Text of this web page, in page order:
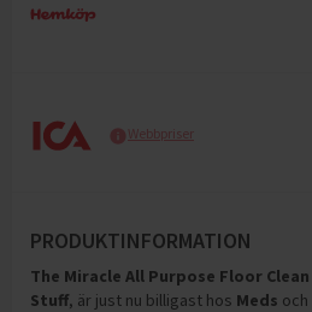
Webbpriser
PRODUKTINFORMATION
The Miracle All Purpose Floor Clean
Stuff, är just nu billigast hos Meds och